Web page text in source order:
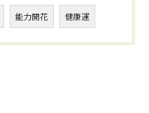
能力開花 健康運